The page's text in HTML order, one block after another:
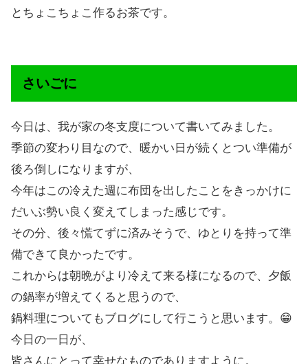
とちょこちょこ作るお茶です。
さいごに
今日は、我が家の冬支度について書いてみました。
季節の変わり目なので、暖かい日が続くとつい準備が
後ろ倒しになりますが、
今年はこの冷えた週に布団を出したことをきっかけに
だいぶ勢い良く変えてしまった感じです。
その分、後々慌てずに済みそうで、ゆとりを持って準
備できて良かったです。
これからは朝晩がより冷えて来る様になるので、夕飯
の鍋率が増えてくると思うので、
鍋料理についてもブログにして行こうと思います。😁
今日の一日が、
皆さんにとって幸せなものでありますように。